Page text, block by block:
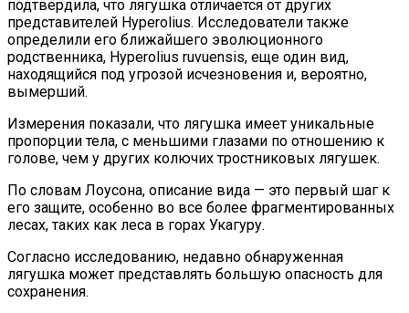
подтвердила, что лягушка отличается от других
представителей Hyperolius. Исследователи также
определили его ближайшего эволюционного
родственника, Hyperolius ruvuensis, еще один вид,
находящийся под угрозой исчезновения и, вероятно,
вымерший.
Измерения показали, что лягушка имеет уникальные
пропорции тела, с меньшими глазами по отношению к
голове, чем у других колючих тростниковых лягушек.
По словам Лоусона, описание вида — это первый шаг к
его защите, особенно во все более фрагментированных
лесах, таких как леса в горах Укагуру.
Согласно исследованию, недавно обнаруженная
лягушка может представлять большую опасность для
сохранения.